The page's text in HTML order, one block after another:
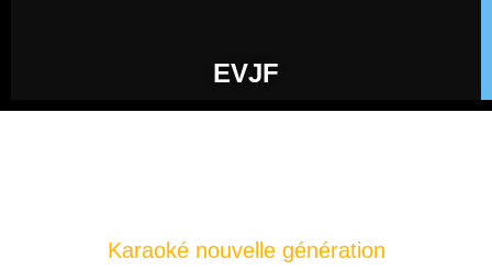
EVJF
Karaoké nouvelle génération